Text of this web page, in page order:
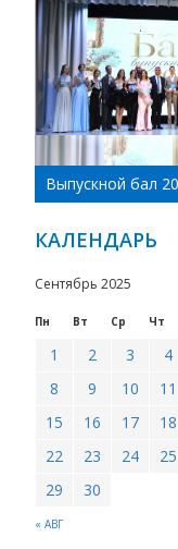
Выпускной бал
КАЛЕНДАРЬ
Сентябрь 2025
Пн Вт Ср Чт
« АВГ
1 2 3 4
8
9 10 11
15
16 17 18
22
23 24 25
29
30